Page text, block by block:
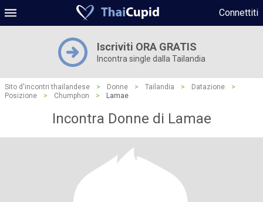
Connettiti
Iscriviti ORA GRATIS
Incontra single dalla Tailandia
Sito d'incontri thailandese > Donne > Tailandia > Datazione
>
Posizione
> Chumphon > Lamae
Incontra Donne di Lamae